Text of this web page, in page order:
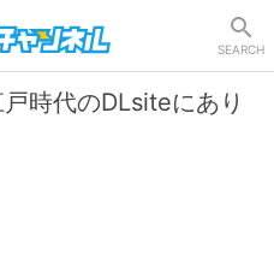
SEARCH
戸時代のDLsiteにあり